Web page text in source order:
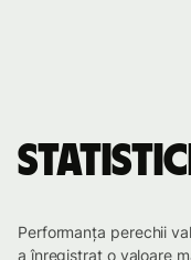
Statistici
Performanța perechii
a înregistrat o valoare